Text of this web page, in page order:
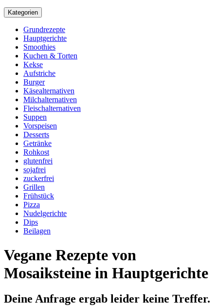
Kategorien
Grundrezepte
Hauptgerichte
Smoothies
Kuchen & Torten
Kekse
Aufstriche
Burger
Käsealternativen
Milchalternativen
Fleischalternativen
Suppen
Vorspeisen
Desserts
Getränke
Rohkost
glutenfrei
sojafrei
zuckerfrei
Grillen
Frühstück
Pizza
Nudelgerichte
Dips
Beilagen
Vegane Rezepte von
Mosaiksteine in Hauptgerichte
Deine Anfrage ergab leider keine Treffer.